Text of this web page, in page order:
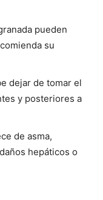
pueden
su
dejar de tomar el
y posteriores a
de asma,
hepáticos o